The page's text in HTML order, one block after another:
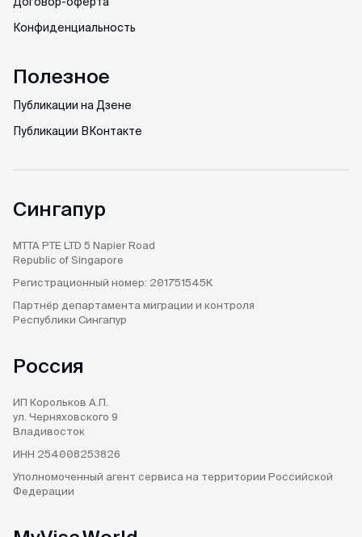
Конфиденциальность
Полезное
Публикации на Дзене
Публикации ВКонтакте
Сингапур
MTTA PTE LTD 5 Napier Road
Republic of Singapore
Регистрационный номер: 201751545K
Партнёр департамента миграции и контроля
Республики Сингапур
Россия
ИП Корольков А.П.
ул. Черняховского 9
Владивосток
ИНН 254008253826
Уполномоченный агент сервиса на территории Российской
Федерации